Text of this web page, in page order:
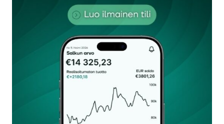
Sähköpostiosoitettasi ei julkaista.Pakolliset
kentät on merkitty*
Kommentti*
Nimesi tai nimimerkkisi